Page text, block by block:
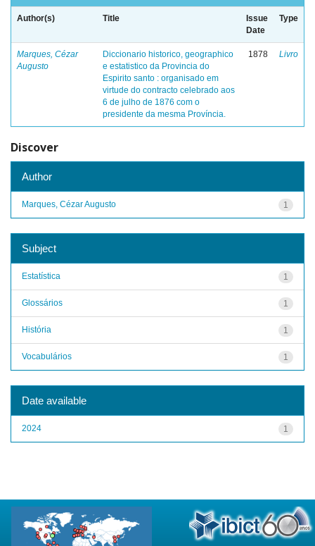
Author(s) Title
Issue
Date
Type
Marques, Cézar
Augusto
Diccionario historico, geographico
e estatistico da Provincia do
Espirito santo : organisado em
virtude do contracto celebrado aos
6 de julho de 1876 com o
presidente da mesma Província.
1878 Livro
Discover
Author
1
Marques, Cézar Augusto
Subject
1
Estatística
1
Glossários
1
História
1
Vocabulários
Date available
1
2024